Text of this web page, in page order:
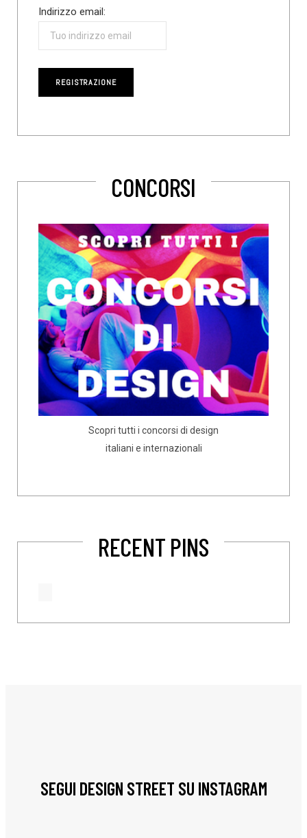
Indirizzo email:
CONCORSI
Scopri tutti i concorsi di design
italiani e internazionali
RECENT PINS
SEGUI DESIGN STREET SU INSTAGRAM